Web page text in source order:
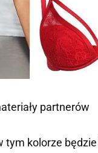
partnerów
tym kolorze